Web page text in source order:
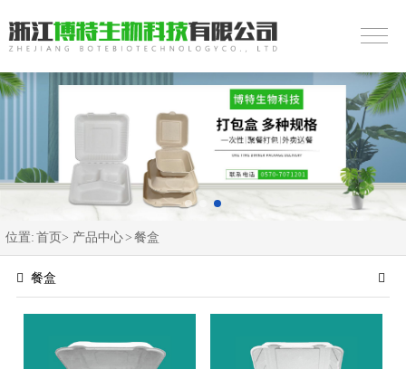
位置: 首页> 产品中心> 餐盒
餐盒